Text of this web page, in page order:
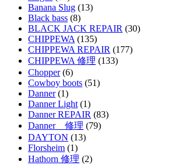
Banana Slug (13)
Black bass (8)
BLACK JACK REPAIR (30)
CHIPPEWA(135)
CHIPPEWA REPAIR (177)
CHIPPEWA 修理 (133)
Chopper(6)
Cowboy boots (51)
Danner(1)
Danner Light(1)
Danner REPAIR (83)
Danner 修理 (79)
DAYTON (13)
Florsheim (1)
Hathorn 修理 (2)